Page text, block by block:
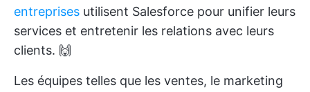
entreprises utilisent Salesforce pour unifier leurs
services et entretenir les relations avec leurs
clients. 🙌
Les équipes telles que les ventes, le marketing